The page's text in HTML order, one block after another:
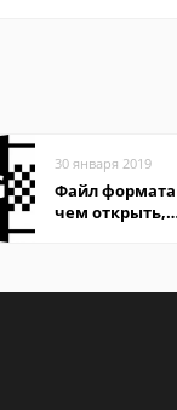
30 января 2019
Файл формата
чем открыть,